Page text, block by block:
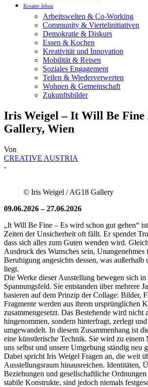
Kreativ leben
Arbeitswelten & Co-Working
Community & Viertelinitiativen
Demokratie & Diskurs
Essen & Kochen
Kreativität und Innovation
Mobilität & Reisen
Soziales Engagement
Teilen & Wiederverwerten
Wohnen & Gemeinschaft
Zukunftsbilder
Iris Weigel – It Will Be Fine
Gallery, Wien
Von
CREATIVE AUSTRIA
-
© Iris Weigel / AG18 Gallery
09.06.2026 – 27.06.2026
„It Will Be Fine – Es wird schon gut gehen“
Zeiten der Unsicherheit oft fällt. Er spendet
dass sich alles zum Guten wenden wird.
Ausdruck des Wunsches sein, Unangenehmes
Beruhigung angesichts dessen, was
liegt.
Die Werke dieser Ausstellung bewegen sich in
Spannungsfeld. Sie entstanden über mehrere
basieren auf dem Prinzip der Collage: Bilder,
Fragmente werden aus ihrem ursprünglichen
zusammengesetzt. Das Bestehende wird nicht
hingenommen, sondern hinterfragt, zerlegt
umgewandelt. In diesem Zusammenhang ist
eine künstlerische Technik. Sie wird zu
uns selbst und unsere Umgebung ständig neu
Dabei spricht Iris Weigel Fragen an, die weit
Ausstellungsraum hinausreichen. Identitäten,
Beziehungen und gesellschaftliche
stabile Konstrukte, sind jedoch niemals